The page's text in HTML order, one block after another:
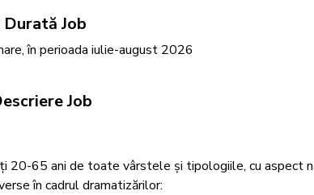
Job
în perioada iulie-august 2026
Job
20-65 ani de toate vârstele și tipologiile, cu aspect
în cadrul dramatizărilor: